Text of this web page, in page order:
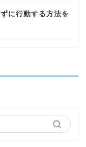
に行動する方法を